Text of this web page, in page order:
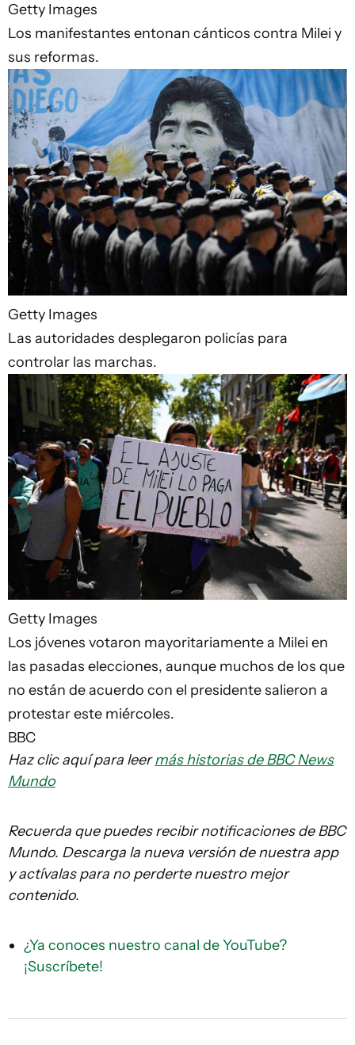
Getty Images
Los manifestantes entonan cánticos contra Milei y
sus reformas.
Getty Images
Las autoridades desplegaron policías para
controlar las marchas.
Getty Images
Los jóvenes votaron mayoritariamente a Milei en
las pasadas elecciones, aunque muchos de los que
no están de acuerdo con el presidente salieron a
protestar este miércoles.
BBC
Haz clic aquí para leermás historias de BBC News
Mundo
Recuerda que puedes recibir notificaciones de BBC
Mundo. Descarga la nueva versión de nuestra app
y actívalas para no perderte nuestro mejor
contenido.
¿Ya conoces nuestro canal de YouTube?
¡Suscríbete!